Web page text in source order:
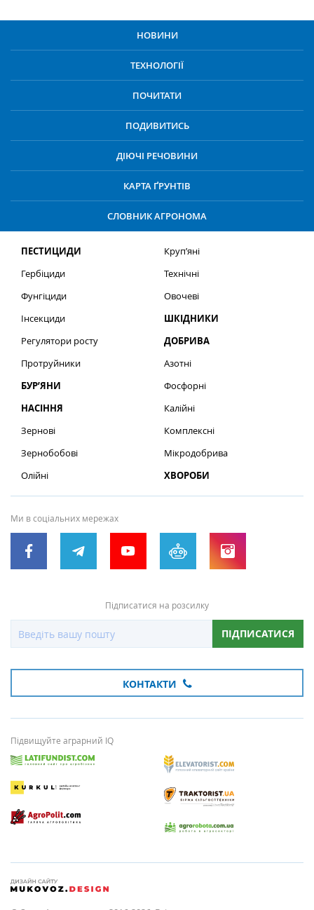
НОВИНИ
ТЕХНОЛОГІЇ
ПОЧИТАТИ
ПОДИВИТИСЬ
ДІЮЧІ РЕЧОВИНИ
КАРТА ҐРУНТІВ
СЛОВНИК АГРОНОМА
ПЕСТИЦИДИ
Гербіциди
Фунгіциди
Інсекциди
Регулятори росту
Протруйники
БУР’ЯНИ
НАСІННЯ
Зернові
Зернобобові
Олійні
Круп’яні
Технічні
Овочеві
ШКІДНИКИ
ДОБРИВА
Азотні
Фосфорні
Калійні
Комплексні
Мікродобрива
ХВОРОБИ
Ми в соціальних мережах
Підписатися на розсилку
ПІДПИСАТИСЯ
КОНТАКТИ
Підвищуйте аграрний IQ